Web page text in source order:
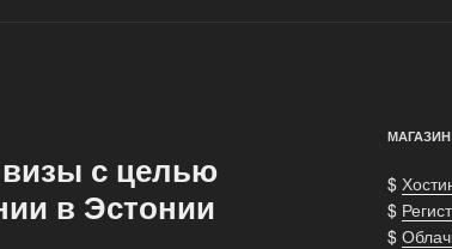
визы с целью
в Эстонии
$
$
$